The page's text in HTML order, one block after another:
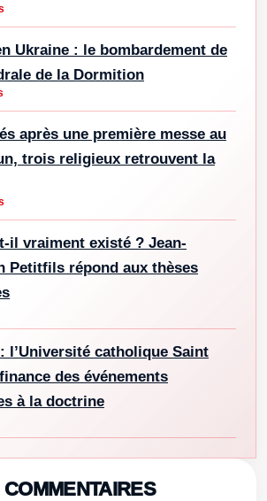
Ukraine : le bombardement de
de la Dormition
après une première messe au
trois religieux retrouvent la
il vraiment existé ? Jean-
Petitfils répond aux thèses
l’Université catholique Saint
des événements
à la doctrine